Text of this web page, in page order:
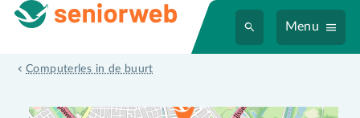
Menu
Computerles in de buurt
Leslocatie Bibliotheek Velp